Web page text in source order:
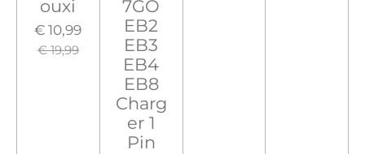
ouxi
€ 10,99
€ 19,99
7GO
EB2
EB3
EB4
EB8
Charg
er 1
Pin